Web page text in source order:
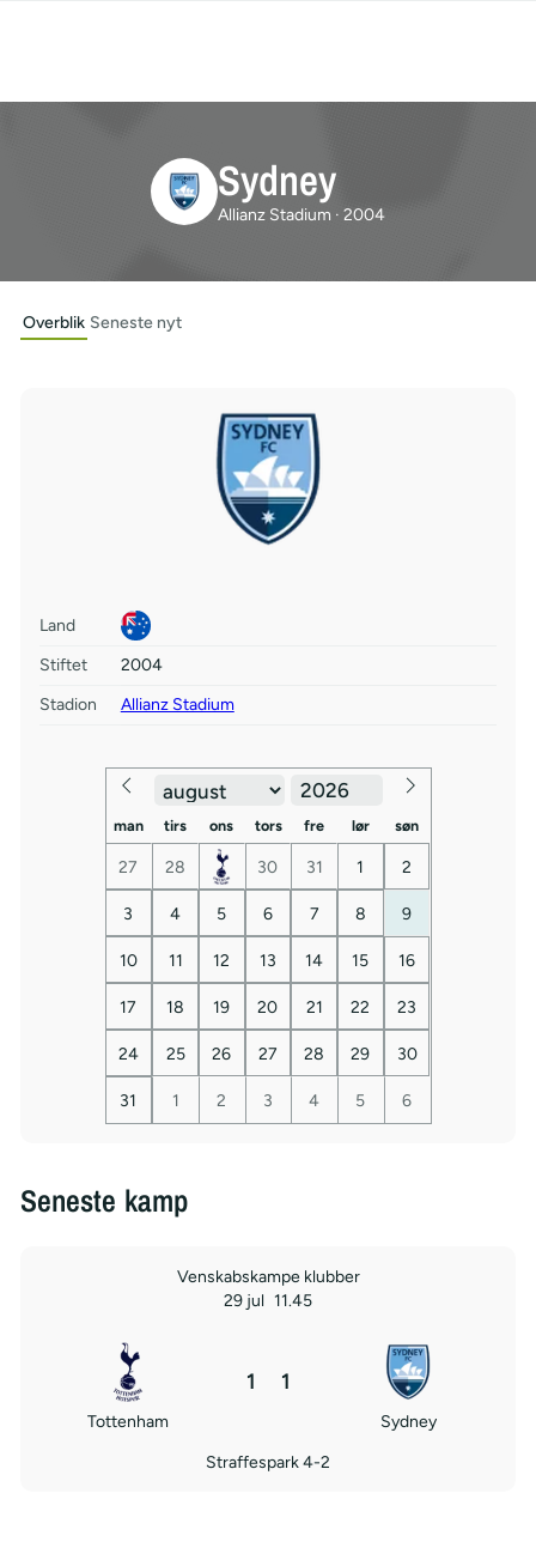
Sydney
Allianz Stadium · 2004
Overblik Seneste nyt
Land
Stiftet
2004
Stadion
Allianz Stadium
man tirs ons tors fre lør søn
27 28 30 31 1 2
3 4 5 6 7 8 9
10 11 12 13 14 15 16
17 18 19 20 21 22 23
24 25 26 27 28 29 30
31 1 2 3 4 5 6
Seneste kamp
Venskabskampe klubber
29 jul 11.45
Tottenham
1 1
Sydney
Straffespark 4-2